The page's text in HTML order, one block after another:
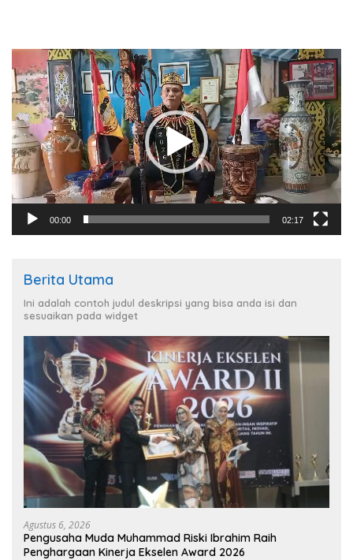
Pemutar
Video
00:00 02:17
Berita Utama
Ini adalah contoh judul deskripsi yang bisa anda isi dan
sesuaikan pada widget
Agustus 6, 2026
Pengusaha Muda Muhammad Riski Ibrahim Raih
Penghargaan Kinerja Ekselen Award 2026